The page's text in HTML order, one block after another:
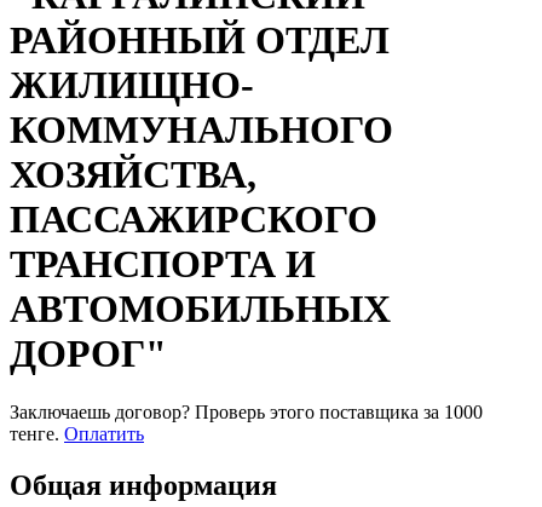
РАЙОННЫЙ ОТДЕЛ
ЖИЛИЩНО-
КОММУНАЛЬНОГО
ХОЗЯЙСТВА,
ПАССАЖИРСКОГО
ТРАНСПОРТА И
АВТОМОБИЛЬНЫХ
ДОРОГ"
Заключаешь договор? Проверь этого поставщика за 1000
тенге. Оплатить
Общая информация